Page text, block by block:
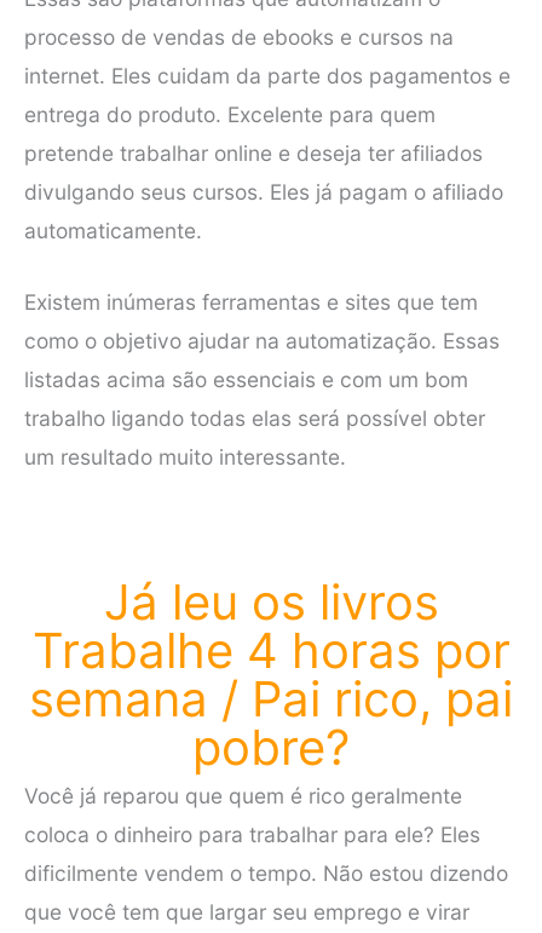
processo de vendas de ebooks e cursos na
internet. Eles cuidam da parte dos pagamentos e
entrega do produto. Excelente para quem
pretende trabalhar online e deseja ter afiliados
divulgando seus cursos. Eles já pagam o afiliado
automaticamente.
Existem inúmeras ferramentas e sites que tem
como o objetivo ajudar na automatização. Essas
listadas acima são essenciais e com um bom
trabalho ligando todas elas será possível obter
um resultado muito interessante.
Já leu os livros
Trabalhe 4 horas por
semana / Pai rico, pai
pobre?
Você já reparou que quem é rico geralmente
coloca o dinheiro para trabalhar para ele? Eles
dificilmente vendem o tempo. Não estou dizendo
que você tem que largar seu emprego e virar